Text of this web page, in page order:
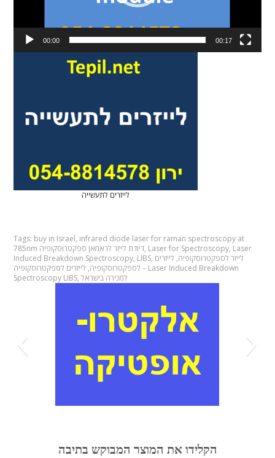
00:00 00:17
לייזרים לתעשייה
Tags: buy in Israel, infrared diode laser for raman spectroscopy at
785nm דיודת לייזר לראמאן ספקטרוסקופיה, Laser for Spectroscopy, Laser
Induced Breakdown Spectroscopy, LIBS, לייזר לספקטרוסקופיה, לייזרים
לספקטרוסקופיה, לייזרים לספקטרוסקופיה – Laser Induced Breakdown
Spectroscopy LIBS,למכירה בישראל
הקלידו את המוצר המבוקש בתיבה